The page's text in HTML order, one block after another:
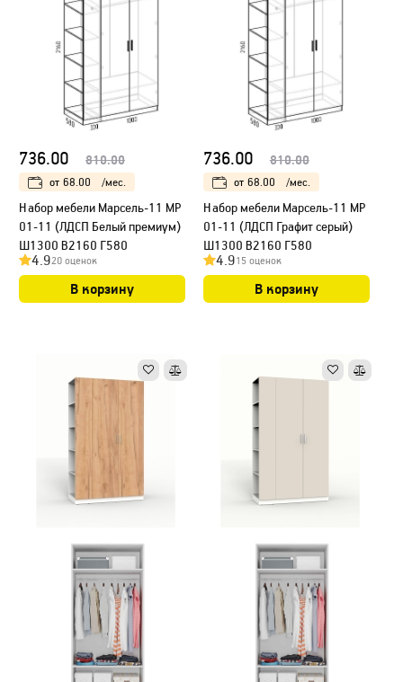
736.00 810.00
от 68.00 /мес.
Набор мебели Марсель-11 МР
01-11 (ЛДСП Белый премиум)
Ш1300 В2160 Г580
4.920 оценок
В корзину
736.00 810.00
от 68.00 /мес.
Набор мебели Марсель-11 МР
01-11 (ЛДСП Графит серый)
Ш1300 В2160 Г580
4.915 оценок
В корзину